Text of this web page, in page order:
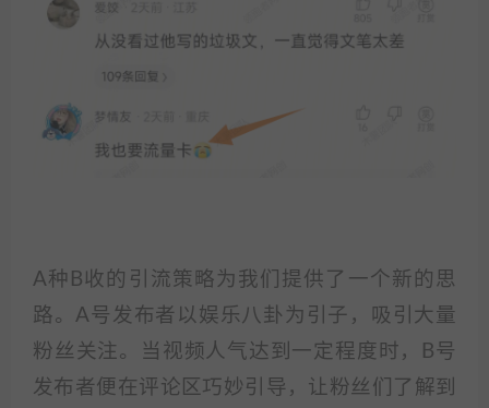
A种B收的引流策略为我们提供了一个新的思
路。A号发布者以娱乐八卦为引子，吸引大量
粉丝关注。当视频人气达到一定程度时，B号
发布者便在评论区巧妙引导，让粉丝们了解到